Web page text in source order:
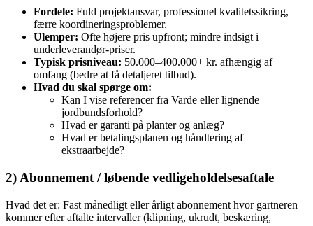
Fordele: Fuld projektansvar, professionel kvalitetssikring,
færre koordineringsproblemer.
Ulemper: Ofte højere pris upfront; mindre indsigt i
underleverandør‑priser.
Typisk prisniveau: 50.000–400.000+ kr. afhængig af
omfang (bedre at få detaljeret tilbud).
Hvad du skal spørge om:
Kan I vise referencer fra Varde eller lignende
jordbundsforhold?
Hvad er garanti på planter og anlæg?
Hvad er betalingsplanen og håndtering af
ekstraarbejde?
2) Abonnement / løbende vedligeholdelsesaftale
Hvad det er: Fast månedligt eller årligt abonnement hvor gartneren
kommer efter aftalte intervaller (klipning, ukrudt, beskæring,